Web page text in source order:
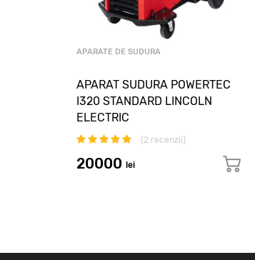
APARATE DE SUDURA
APARAT SUDURA POWERTEC
I320 STANDARD LINCOLN
ELECTRIC
(2 recenzii)
20000 lei